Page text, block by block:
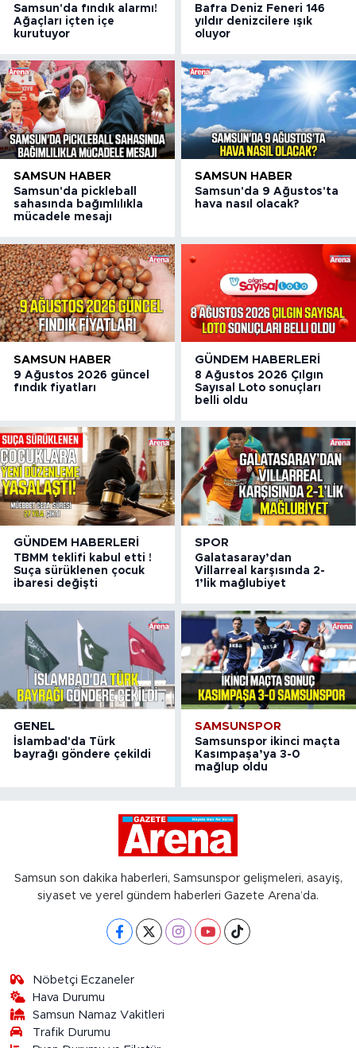
Samsun'da fındık alarmı!
Ağaçları içten içe
kurutuyor
Bafra Deniz Feneri 146
yıldır denizcilere ışık
oluyor
SAMSUN HABER
Samsun'da pickleball
sahasında bağımlılıkla
mücadele mesajı
SAMSUN HABER
Samsun'da 9 Ağustos'ta
hava nasıl olacak?
SAMSUN HABER
9 Ağustos 2026 güncel
fındık fiyatları
GÜNDEM HABERLERI
8 Ağustos 2026 Çılgın
Sayısal Loto sonuçları
belli oldu
GÜNDEM HABERLERI
TBMM teklifi kabul etti !
Suça sürüklenen çocuk
ibaresi değişti
SPOR
Galatasaray’dan
Villarreal karşısında 2-
1’lik mağlubiyet
GENEL
İslambad'da Türk
bayrağı göndere çekildi
SAMSUNSPOR
Samsunspor ikinci maçta
Kasımpaşa’ya 3-0
mağlup oldu
Samsun son dakika haberleri, Samsunspor gelişmeleri, asayiş,
siyaset ve yerel gündem haberleri Gazete Arena’da.
Nöbetçi Eczaneler
Hava Durumu
Samsun Namaz Vakitleri
Trafik Durumu